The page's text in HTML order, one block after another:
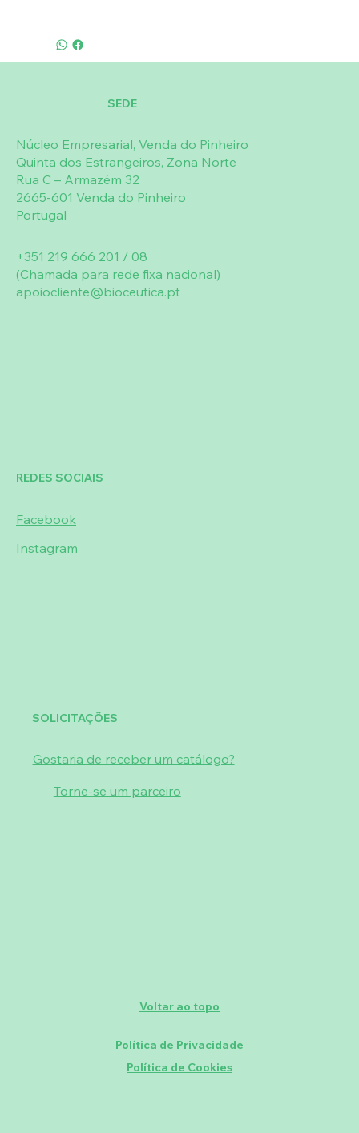
utilização em caso de gravidez e
indicação médica. O produto não deve
hipersensibilidade, alergia e quando
estejam descritas interações de outro
produto com qualquer um dos
constituintes da formulação.
+351 219 666 201 / 08
(Chamada para rede fixa nacional)
apoiocliente@bioceutica.pt
Núcleo Empresarial, Venda do Pinheiro
Quinta dos Estrangeiros, Zona Norte
Rua C – Armazém 32
2665-601 Venda do Pinheiro
Portugal
SEDE
REDES SOCIAIS
Facebook
Instagram
SOLICITAÇÕES
Gostaria de receber um catálogo?
Torne-se um parceiro
Política de Privacidade
Voltar ao topo
Política de Cookies